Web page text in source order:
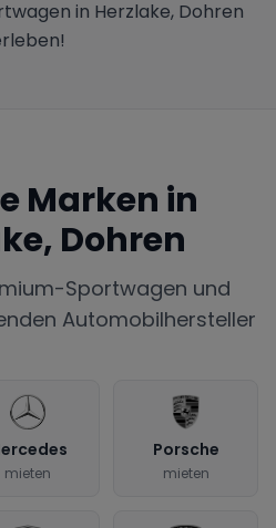
in Herzlake, Dohren
Marken in
Dohren
Sportwagen und
Automobilhersteller
mieten
Porsche
mieten